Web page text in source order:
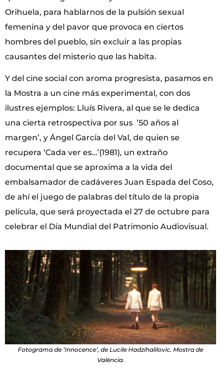
Orihuela, para hablarnos de la pulsión sexual
femenina y del pavor que provoca en ciertos
hombres del pueblo, sin excluir a las propias
causantes del misterio que las habita.
Y del cine social con aroma progresista, pasamos en
la Mostra a un cine más experimental, con dos
ilustres ejemplos: Lluís Rivera, al que se le dedica
una cierta retrospectiva por sus ’50 años al
margen’, y Ángel García del Val, de quien se
recupera ‘Cada ver es…’(1981), un extraño
documental que se aproxima a la vida del
embalsamador de cadáveres Juan Espada del Coso,
de ahí el juego de palabras del título de la propia
película, que será proyectada el 27 de octubre para
celebrar el Día Mundial del Patrimonio Audiovisual.
Fotograma de ‘Innocence’, de Lucile Hadzihalilovic. Mostra de
València.